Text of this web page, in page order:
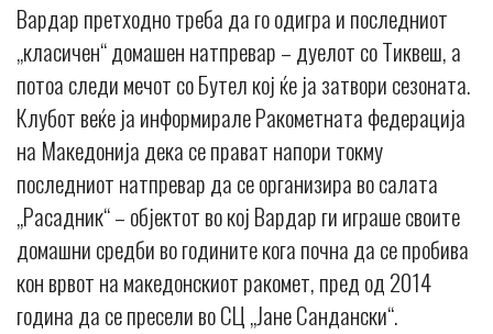
Вардар претходно треба да го одигра и последниот
„класичен“ домашен натпревар – дуелот со Тиквеш, а
потоа следи мечот со Бутел кој ќе ја затвори сезоната.
Клубот веќе ја информирале Ракометната федерација
на Македонија дека се прават напори токму
последниот натпревар да се организира во салата
„Расадник“ – објектот во кој Вардар ги играше своите
домашни средби во годините кога почна да се пробива
кон врвот на македонскиот ракомет, пред од 2014
година да се пресели во СЦ „Јане Сандански“.